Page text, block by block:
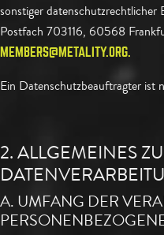
sonstiger
Postfach 703116, 60568
MEMBERS@METALITY.ORG.
Ein Datenschutzbeauftragter ist
2. ALLGEMEINES
A. UMFANG DER